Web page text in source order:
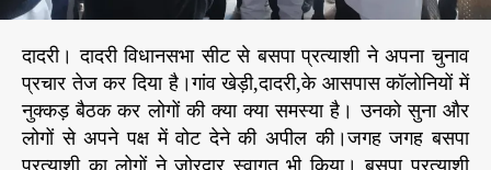
म
कों
ने
चु
ना
व
दादरी। दादरी विधानसभा सीट से बसपा प्रत्याशी ने अपना चुनाव
प्रचार तेज कर दिया है।गांव खेड़ी,दादरी,के आसपास कॉलोनियों में
नुक्कड़ बैठक कर लोगों की क्या क्या समस्या है। उनको सुना और
लोगों से अपने पक्ष में वोट देने की अपील की।जगह जगह बसपा
प्रत्याशी का लोगों ने जोरदार स्वागत भी किया। बसपा प्रत्याशी